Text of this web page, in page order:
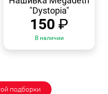
"Dystopia"
150 ₽
В наличии
подборки